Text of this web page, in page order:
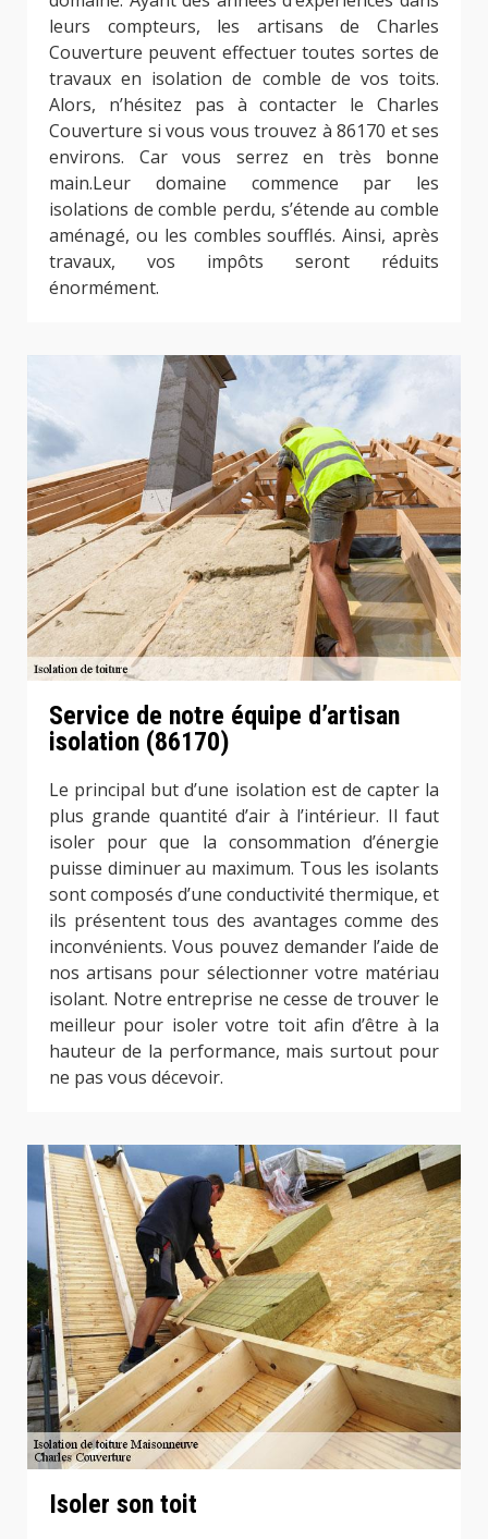
leurs compteurs, les artisans de Charles
Couverture peuvent effectuer toutes sortes de
travaux en isolation de comble de vos toits.
Alors, n’hésitez pas à contacter le Charles
Couverture si vous vous trouvez à 86170 et ses
environs. Car vous serrez en très bonne
main.Leur domaine commence par les
isolations de comble perdu, s’étende au comble
aménagé, ou les combles soufflés. Ainsi, après
travaux, vos impôts seront réduits
énormément.
Service de notre équipe d’artisan
isolation (86170)
Le principal but d’une isolation est de capter la
plus grande quantité d’air à l’intérieur. Il faut
isoler pour que la consommation d’énergie
puisse diminuer au maximum. Tous les isolants
sont composés d’une conductivité thermique, et
ils présentent tous des avantages comme des
inconvénients. Vous pouvez demander l’aide de
nos artisans pour sélectionner votre matériau
isolant. Notre entreprise ne cesse de trouver le
meilleur pour isoler votre toit afin d’être à la
hauteur de la performance, mais surtout pour
ne pas vous décevoir.
Isoler son toit